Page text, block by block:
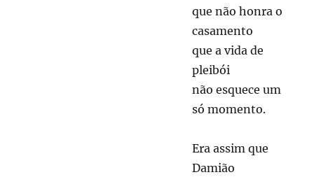
que não honra o
casamento
que a vida de
pleibói
não esquece um
só momento.
Era assim que
Damião